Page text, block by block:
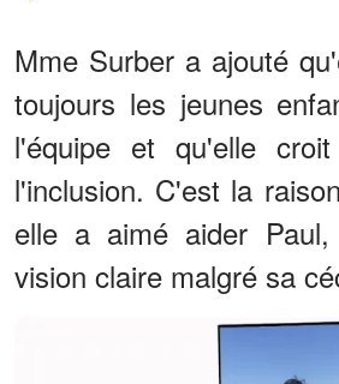
Mme Surber a ajouté
toujours les jeunes
l'équipe et qu'elle
l'inclusion. C'est la
elle a aimé aider
vision claire malgré sa